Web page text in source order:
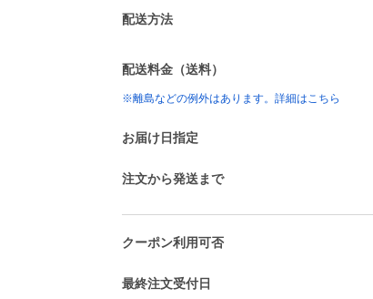
配送方法
配送料金（送料）
※離島などの例外はあります。詳細はこちら
お届け日指定
注文から発送まで
クーポン利用可否
最終注文受付日